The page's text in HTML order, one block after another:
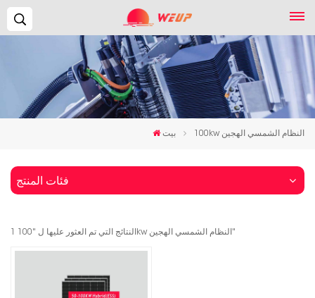
بيت 100kw النظام الشمسي الهجين
فئات المنتج
1 النتائج التي تم العثور عليها ل "100kw النظام الشمسي الهجين"